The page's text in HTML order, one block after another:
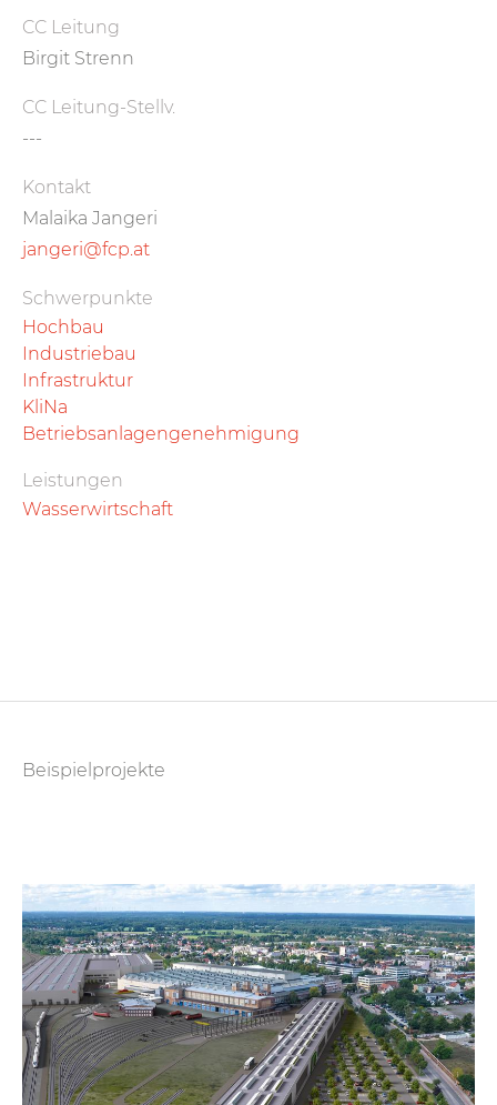
CC Leitung
Birgit Strenn
CC Leitung-Stellv.
---
Kontakt
Malaika Jangeri
jangeri@fcp.at
Schwerpunkte
Hochbau
Industriebau
Infrastruktur
KliNa
Betriebsanlagengenehmigung
Leistungen
Wasserwirtschaft
Beispielprojekte